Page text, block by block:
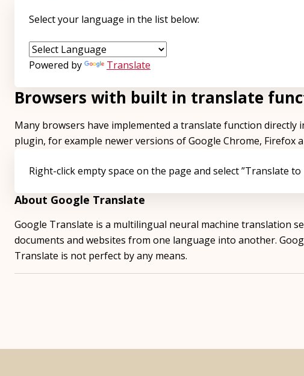
Select your language in the list below:
Powered by Translate
Browsers with built in translate
Many browsers have implemented a translate function
plugin, for example newer versions of Google Chrome, Firefox
Right-click empty space on the page and select ”Translate to
About Google Translate
Google Translate is a multilingual neural machine translation
documents and websites from one language into another.
Translate is not perfect by any means.